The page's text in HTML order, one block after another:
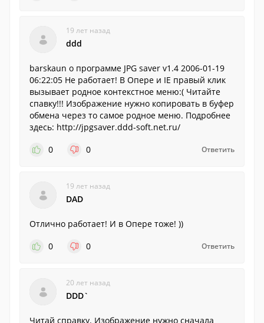
19 лет назад
ddd
barskaun о программе JPG saver v1.4 2006-01-19
06:22:05 Не работает! В Опере и IE правый клик
вызывает родное контекстное меню:( Читайте
спавку!!! Изображение нужно копировать в буфер
обмена через то самое родное меню. Подробнее
здесь: http://jpgsaver.ddd-soft.net.ru/
0
0 Ответить
19 лет назад
DAD
Отлично работает! И в Опере тоже! ))
0
0 Ответить
20 лет назад
DDD`
Читай справку. Изображение нужно сначала